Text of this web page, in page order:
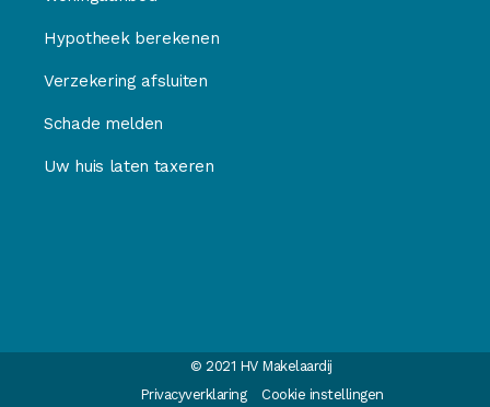
Hypotheek berekenen
Verzekering afsluiten
Schade melden
Uw huis laten taxeren
© 2021 HV Makelaardij
Privacyverklaring
Cookie instellingen